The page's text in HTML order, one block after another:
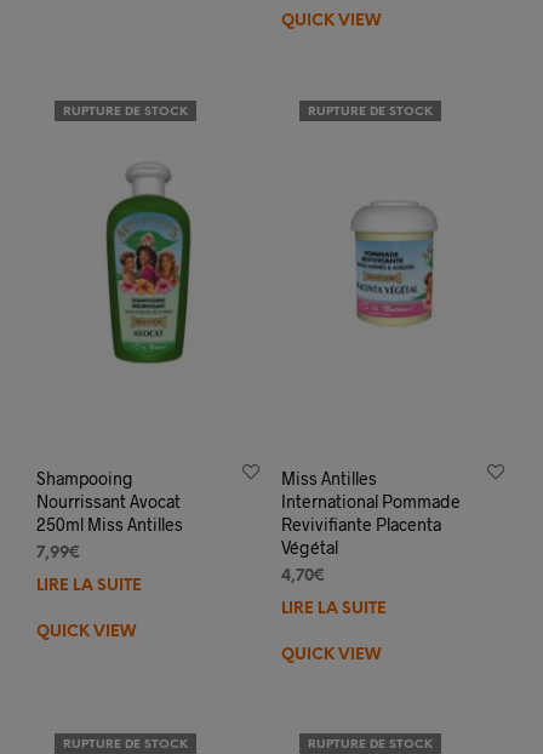
QUICK VIEW
RUPTURE DE STOCK
Shampooing
Nourrissant Avocat
250ml Miss Antilles
7,99€
LIRE LA SUITE
QUICK VIEW
RUPTURE DE STOCK
Miss Antilles
International Pommade
Revivifiante Placenta
Végétal
4,70€
LIRE LA SUITE
QUICK VIEW
RUPTURE DE STOCK RUPTURE DE STOCK